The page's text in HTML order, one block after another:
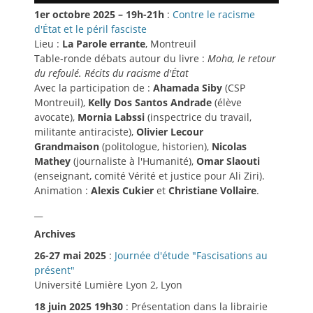
1er octobre 2025 – 19h-21h : Contre le racisme
d'État et le péril fasciste
Lieu : La Parole errante, Montreuil
Table-ronde débats autour du livre : Moha, le retour
du refoulé. Récits du racisme d'État
Avec la participation de : Ahamada Siby (CSP
Montreuil), Kelly Dos Santos Andrade (élève
avocate), Mornia Labssi (inspectrice du travail,
militante antiraciste), Olivier Lecour
Grandmaison (politologue, historien), Nicolas
Mathey (journaliste à l'Humanité), Omar Slaouti
(enseignant, comité Vérité et justice pour Ali Ziri).
Animation : Alexis Cukier et Christiane Vollaire.
Archives
26-27 mai 2025 : Journée d'étude "Fascisations au
présent"
Université Lumière Lyon 2, Lyon
18 juin 2025 19h30 : Présentation dans la librairie